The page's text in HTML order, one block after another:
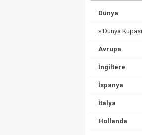
Dünya
» Dünya Kupası
Avrupa
İngiltere
İspanya
İtalya
Hollanda